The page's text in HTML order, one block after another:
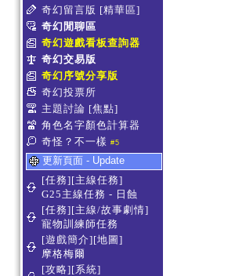
奇幻留言版 [精華區]
奇幻閒聊區
奇幻遊戲看板查詢器
奇幻交易版
奇幻序號分享版
奇幻投票所
主題討論 [焦點]
角色名字顏色計算器
奇怪？不一樣 #5
更新頁面 - Update
[任務][主線任務]
G25主線任務 - 日蝕
[任務][主線/故事劇情]
寵物訓練師任務
[遊戲簡介][地圖]
摩格梅爾
[攻略][系統]